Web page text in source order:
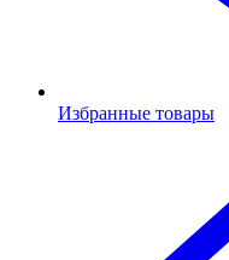
Избранные товары